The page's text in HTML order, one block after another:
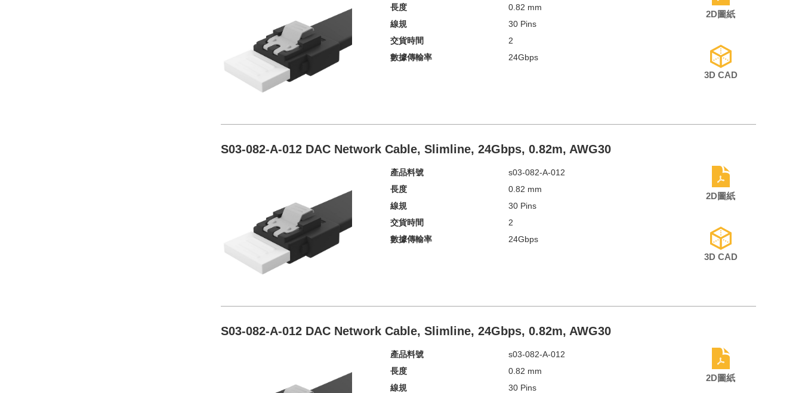
長度
0.82 mm
線規
30 Pins
交貨時間
2
數據傳輸率
24Gbps
2D圖紙
3D CAD
S03-082-A-012 DAC Network Cable, Slimline, 24Gbps, 0.82m, AWG30
產品料號
s03-082-A-012
長度
0.82 mm
線規
30 Pins
交貨時間
2
數據傳輸率
24Gbps
2D圖紙
3D CAD
S03-082-A-012 DAC Network Cable, Slimline, 24Gbps, 0.82m, AWG30
產品料號
s03-082-A-012
長度
0.82 mm
線規
30 Pins
2D圖紙